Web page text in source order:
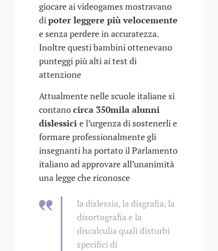
giocare ai videogames mostravano
dipoter leggere più velocemente
e senza perdere in accuratezza.
Inoltre questi bambini ottenevano
punteggi più alti ai test di
attenzione
Attualmente nelle scuole italiane si
contanocirca 350mila alunni
dislessici e l’urgenza di sostenerli e
formare professionalmente gli
insegnanti ha portato il Parlamento
italiano ad approvare all’unanimità
una legge che riconosce
la dislessia, la disgrafia, la
disortografia e la
discalculia quali disturbi
specifici di